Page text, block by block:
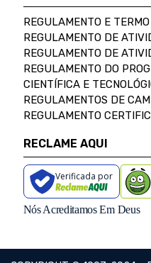
REGULAMENTO E
REGULAMENTO DE
REGULAMENTO DE
REGULAMENTO DO
CIENTÍFICA E
REGULAMENTOS DE
REGULAMENTO
RECLAME AQUI
Verificada por
Nós Acreditamos Em Deus